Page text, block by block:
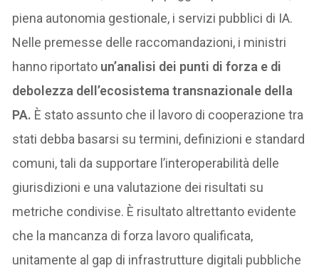
piena autonomia gestionale, i servizi pubblici di IA.
Nelle premesse delle raccomandazioni, i ministri
hanno riportato un’analisi dei punti di forza e di
debolezza dell’ecosistema transnazionale della
PA. È stato assunto che il lavoro di cooperazione tra
stati debba basarsi su termini, definizioni e standard
comuni, tali da supportare l’interoperabilità delle
giurisdizioni e una valutazione dei risultati su
metriche condivise. È risultato altrettanto evidente
che la mancanza di forza lavoro qualificata,
unitamente al gap di infrastrutture digitali pubbliche